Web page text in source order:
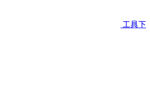
工具下